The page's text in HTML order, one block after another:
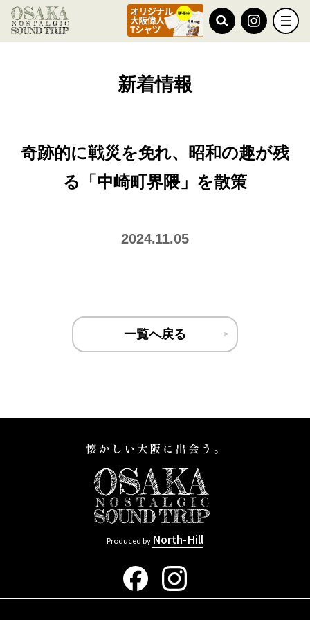
TOP
新着情報
奇跡的に戦災を免れ、昭和の趣が残る「中崎町界隈」を散策
新着情報
奇跡的に戦災を免れ、昭和の趣が残
る「中崎町界隈」を散策
2024.11.05
一覧へ戻る
Produced by North-Hill